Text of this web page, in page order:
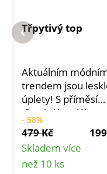
Třpytivý top
Aktuálním
trendem jsou
úplety! S příměsí
třpytivého vlákna.
Top s kulatým
výstřihem. Rovný
spodní lem. Lze prát
v pračce.
- 58%
479 Kč
Skladem více
než 10 ks